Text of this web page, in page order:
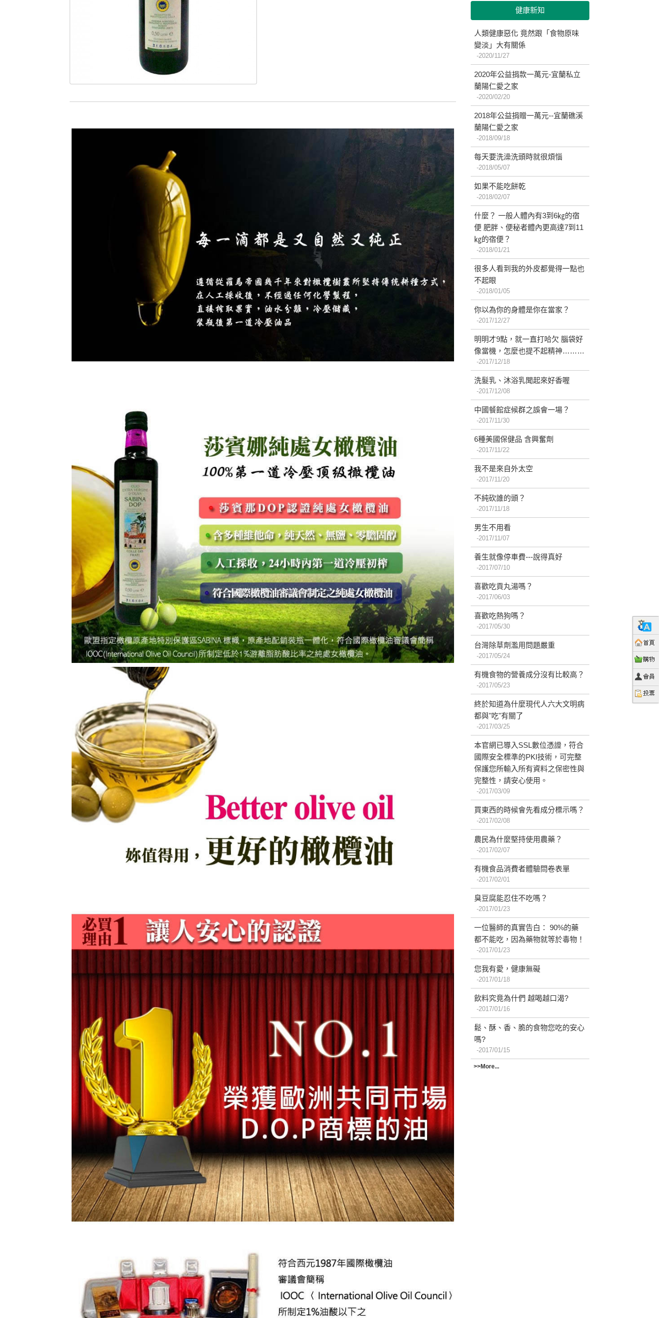
健康新知
人類健康惡化 竟然跟「食物原味
變淡」大有關係
2020/11/27
2020年公益捐款一萬元-宜蘭私立
蘭陽仁愛之家
2020/02/20
2018年公益捐贈一萬元--宜蘭礁溪
蘭陽仁愛之家
2018/09/18
每天要洗澡洗頭時就很煩惱
2018/05/07
如果不能吃餅乾
2018/02/07
什麼？ 一般人體內有3到6㎏的宿
便 肥胖、便秘者體內更高達7到11
㎏的宿便？
2018/01/21
很多人看到我的外皮都覺得一點也
不起眼
2018/01/05
你以為你的身體是你在當家？
2017/12/27
明明才9點，就一直打哈欠 腦袋好
像當機，怎麼也提不起精神………
2017/12/18
洗髮乳、沐浴乳聞起來好香喔
2017/12/08
中國餐館症候群之誤會一場？
2017/11/30
6種美國保健品 含興奮劑
2017/11/22
我不是來自外太空
2017/11/20
不純砍誰的頭？
2017/11/18
男生不用看
2017/11/07
養生就像停車費---說得真好
2017/07/10
喜歡吃貢丸湯嗎？
2017/06/03
喜歡吃熱狗嗎？
2017/05/30
台灣除草劑濫用問題嚴重
2017/05/24
有機食物的營養成分沒有比較高？
2017/05/23
終於知道為什麼現代人六大文明病
都與"吃"有關了
2017/03/25
本官網已導入SSL數位憑證，符合
國際安全標準的PKI技術，可完整
保護您所輸入所有資料之保密性與
完整性，請安心使用。
2017/03/09
買東西的時候會先看成分標示嗎？
2017/02/08
農民為什麼堅持使用農藥？
2017/02/07
有機食品消費者體驗問卷表單
2017/02/01
臭豆腐能忍住不吃嗎？
2017/01/23
一位醫師的真實告白： 90%的藥
都不能吃，因為藥物就等於毒物！
2017/01/23
您我有愛，健康無礙
2017/01/18
飲料究竟為什們 越喝越口渴?
2017/01/16
鬆、酥、香、脆的食物您吃的安心
嗎?
2017/01/15
>>More...